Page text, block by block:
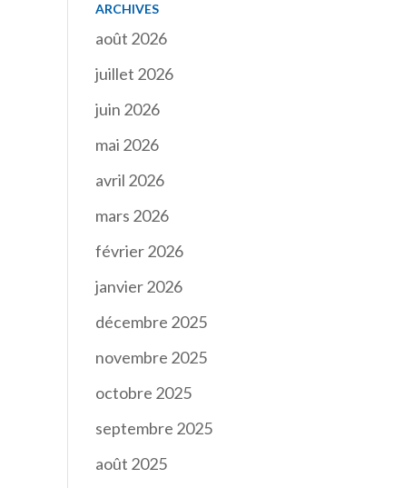
ARCHIVES
août 2026
juillet 2026
juin 2026
mai 2026
avril 2026
mars 2026
février 2026
janvier 2026
décembre 2025
novembre 2025
octobre 2025
septembre 2025
août 2025